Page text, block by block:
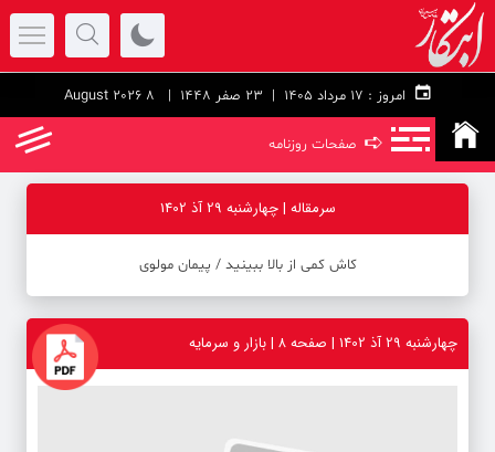
امروز : 23 صفر 1448 | 8 August 2026
➪ صفحات روزنامه
سرمقاله | چهارشنبه 29 آذ 1402
کاش کمی از بالا ببینید ‪/‬ پیمان مولوی
چهارشنبه 29 آذ 1402 | صفحه ۸ | بازار و سرمایه